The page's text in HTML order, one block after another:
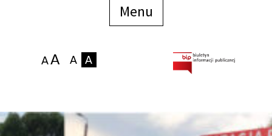
Menu
Zakłady